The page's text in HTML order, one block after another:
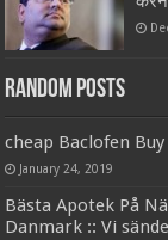
Random Posts
cheap Baclofen
January 24, 2019
Bästa Apotek På
Danmark :: Vi